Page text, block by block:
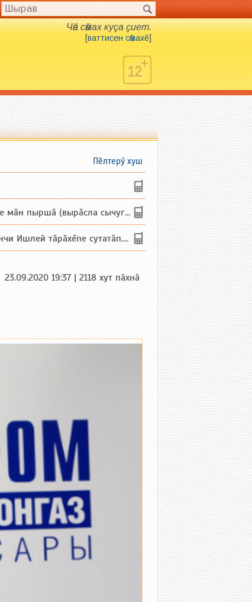
Чӑн сӑмах куҫа ҫиет.
[ваттисен сӑмахӗ]
Пӗлтерӳ хуш
пыршă (вырăсла сычуг) ...
тăрăхĕпе сутатăп. Ха...
23.09.2020 19:37 | 2118 хут пӑхнӑ